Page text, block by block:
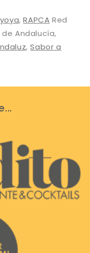
,RAPCA Red
Andalucía,
,Sabor a